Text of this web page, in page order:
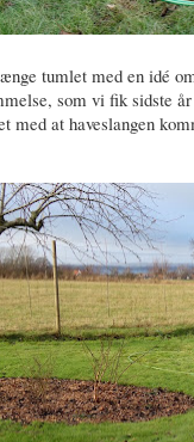
tumlet med en idé
som vi fik sidste
med at haveslangen